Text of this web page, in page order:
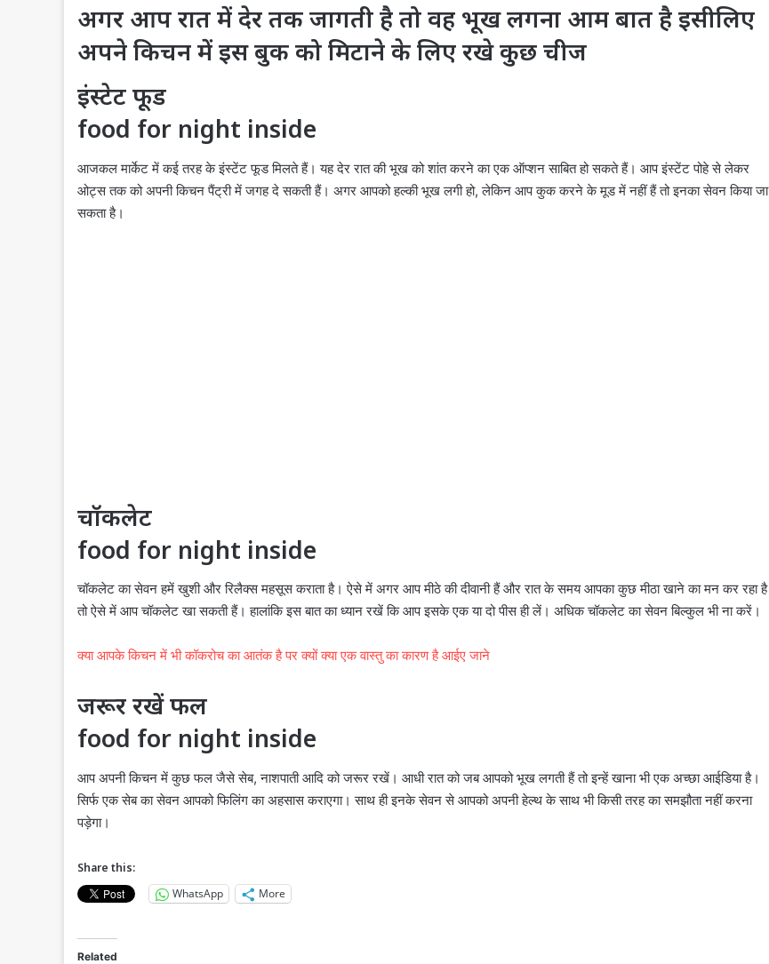
अगर आप रात में देर तक जागती है तो वह भूख लगना आम बात है इसीलिए
अपने किचन में इस बुक को मिटाने के लिए रखे कुछ चीज
इंस्टेट फूड
food for night inside
आजकल मार्केट में कई तरह के इंस्टेंट फूड मिलते हैं। यह देर रात की भूख को शांत करने का एक ऑप्शन साबित हो सकते हैं। आप इंस्टेंट पोहे से लेकर
ओट्स तक को अपनी किचन पैंट्री में जगह दे सकती हैं। अगर आपको हल्की भूख लगी हो, लेकिन आप कुक करने के मूड में नहीं हैं तो इनका सेवन किया जा
सकता है।
चॉकलेट
food for night inside
चॉकलेट का सेवन हमें खुशी और रिलैक्स महसूस कराता है। ऐसे में अगर आप मीठे की दीवानी हैं और रात के समय आपका कुछ मीठा खाने का मन कर रहा है
तो ऐसे में आप चॉकलेट खा सकती हैं। हालांकि इस बात का ध्यान रखें कि आप इसके एक या दो पीस ही लें। अधिक चॉकलेट का सेवन बिल्कुल भी ना करें।
क्या आपके किचन में भी कॉकरोच का आतंक है पर क्यों क्या एक वास्तु का कारण है आईए जाने
जरूर रखें फल
food for night inside
आप अपनी किचन में कुछ फल जैसे सेब, नाशपाती आदि को जरूर रखें। आधी रात को जब आपको भूख लगती हैं तो इन्हें खाना भी एक अच्छा आईडिया है।
सिर्फ एक सेब का सेवन आपको फिलिंग का अहसास कराएगा। साथ ही इनके सेवन से आपको अपनी हेल्थ के साथ भी किसी तरह का समझौता नहीं करना
पड़ेगा।
Share this:
WhatsApp
More
Related